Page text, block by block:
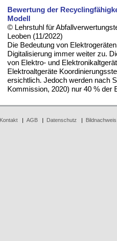
Bewertung der
Modell
© Lehrstuhl für
Leoben (11/2022)
Die Bedeutung von
Digitalisierung immer weiter zu.
von Elektro- und
Elektroaltgeräte
ersichtlich. Jedoch werden nach
Kommission, 2020) nur 40 % der
Kontakt| AGB| Datenschutz Bildnachweis